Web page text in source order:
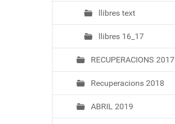
llibres text
llibres 16_17
RECUPERACIONS 2017
Recuperacions 2018
ABRIL 2019